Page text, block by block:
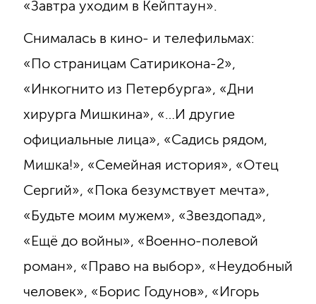
«Завтра уходим в Кейптаун».
Снималась в кино- и телефильмах:
«По страницам Сатирикона-2»,
«Инкогнито из Петербурга», «Дни
хирурга Мишкина», «…И другие
официальные лица», «Садись рядом,
Мишка!», «Семейная история», «Отец
Сергий», «Пока безумствует мечта»,
«Будьте моим мужем», «Звездопад»,
«Ещё до войны», «Военно-полевой
роман», «Право на выбор», «Неудобный
человек», «Борис Годунов», «Игорь